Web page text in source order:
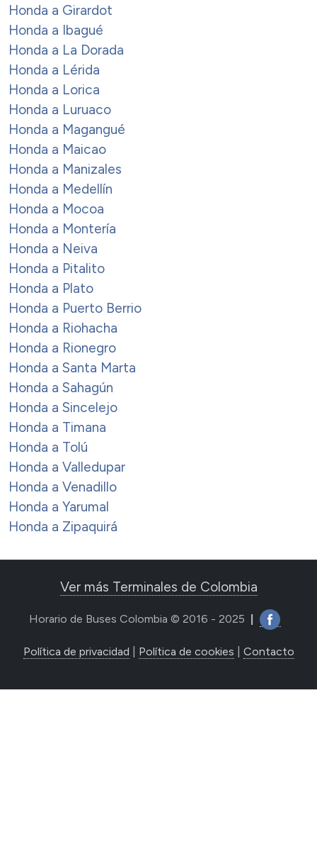
Honda a Girardot
Honda a Ibagué
Honda a La Dorada
Honda a Lérida
Honda a Lorica
Honda a Luruaco
Honda a Magangué
Honda a Maicao
Honda a Manizales
Honda a Medellín
Honda a Mocoa
Honda a Montería
Honda a Neiva
Honda a Pitalito
Honda a Plato
Honda a Puerto Berrio
Honda a Riohacha
Honda a Rionegro
Honda a Santa Marta
Honda a Sahagún
Honda a Sincelejo
Honda a Timana
Honda a Tolú
Honda a Valledupar
Honda a Venadillo
Honda a Yarumal
Honda a Zipaquirá
Ver más Terminales de Colombia
Horario de Buses Colombia © 2016 - 2025
Política de privacidad Política de cookies Contacto